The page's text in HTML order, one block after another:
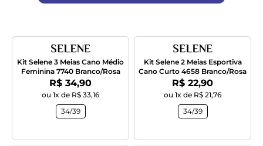
Kit Selene 3 Meias Cano Médio
Feminina 7740 Branco/Rosa
Por:
R$ 34,90
ou 1x de R$ 33,16
34/39
Kit Selene 2 Meias Esportiva
Cano Curto 4658 Branco/Rosa
Por:
R$ 22,90
ou 1x de R$ 21,76
34/39